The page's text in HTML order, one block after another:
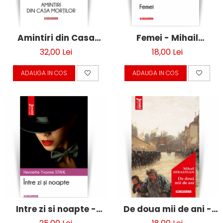
Moderna
Non-fictiune
Memorii, biografii si jurnale
Publicistica, Reportaje, Interviuri
Stiinte umaniste
Sociologie si filozofie
Amintiri din Casa
mortilor - F. M.
Dostoievski
32,00 Lei
ADAUGA IN COS
Femei - Mihail
Sebastian
18,00 Lei
ADAUGA IN COS
Intre zi si noapte -
De doua mii de ani -